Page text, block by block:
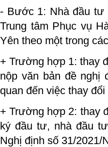
- Bước 1: Nhà đầu tư
Trung tâm Phục vụ
Yên theo một trong
+ Trường hợp 1: thay
nộp văn bản đề nghị
quan đến việc thay
+ Trường hợp 2: thay
ký đầu tư, nhà đầu
Nghị định số 31/2021/